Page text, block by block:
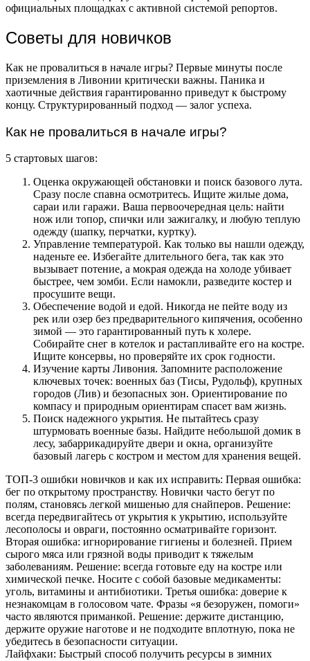
официальных площадках с активной системой репортов.
Советы для новичков
Как не провалиться в начале игры? Первые минуты после
приземления в Ливонии критически важны. Паника и
хаотичные действия гарантированно приведут к быстрому
концу. Структурированный подход — залог успеха.
Как не провалиться в начале игры?
5 стартовых шагов:
Оценка окружающей обстановки и поиск базового лута.
Сразу после спавна осмотритесь. Ищите жилые дома,
сараи или гаражи. Ваша первоочередная цель: найти
нож или топор, спички или зажигалку, и любую теплую
одежду (шапку, перчатки, куртку).
Управление температурой. Как только вы нашли одежду,
наденьте ее. Избегайте длительного бега, так как это
вызывает потение, а мокрая одежда на холоде убивает
быстрее, чем зомби. Если намокли, разведите костер и
просушите вещи.
Обеспечение водой и едой. Никогда не пейте воду из
рек или озер без предварительного кипячения, особенно
зимой — это гарантированный путь к холере.
Собирайте снег в котелок и растапливайте его на костре.
Ищите консервы, но проверяйте их срок годности.
Изучение карты Ливония. Запомните расположение
ключевых точек: военных баз (Тисы, Рудольф), крупных
городов (Лив) и безопасных зон. Ориентирование по
компасу и природным ориентирам спасет вам жизнь.
Поиск надежного укрытия. Не пытайтесь сразу
штурмовать военные базы. Найдите небольшой домик в
лесу, забаррикадируйте двери и окна, организуйте
базовый лагерь с костром и местом для хранения вещей.
ТОП-3 ошибки новичков и как их исправить: Первая ошибка:
бег по открытому пространству. Новички часто бегут по
полям, становясь легкой мишенью для снайперов. Решение:
всегда передвигайтесь от укрытия к укрытию, используйте
лесополосы и овраги, постоянно осматривайте горизонт.
Вторая ошибка: игнорирование гигиены и болезней. Прием
сырого мяса или грязной воды приводит к тяжелым
заболеваниям. Решение: всегда готовьте еду на костре или
химической печке. Носите с собой базовые медикаменты:
уголь, витамины и антибиотики. Третья ошибка: доверие к
незнакомцам в голосовом чате. Фразы «я безоружен, помоги»
часто являются приманкой. Решение: держите дистанцию,
держите оружие наготове и не подходите вплотную, пока не
убедитесь в безопасности ситуации.
Лайфхаки: Быстрый способ получить ресурсы в зимних